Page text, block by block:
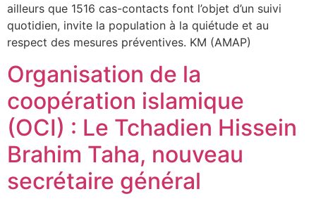
ailleurs que 1516 cas-contacts font l’objet d’un suivi
quotidien, invite la population à la quiétude et au
respect des mesures préventives. KM (AMAP)
Organisation de la
coopération islamique
(OCI) : Le Tchadien Hissein
Brahim Taha, nouveau
secrétaire général